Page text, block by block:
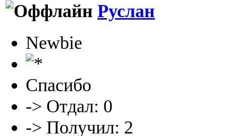
Руслан
Newbie
Спасибо
-> Отдал: 0
-> Получил: 2